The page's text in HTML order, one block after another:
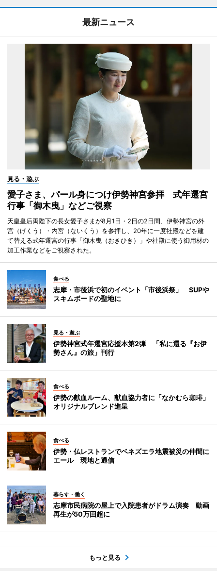
最新ニュース
見る・遊ぶ
愛子さま、パール身につけ伊勢神宮参拝 式年遷宮
行事「御木曳」などご視察
天皇皇后両陛下の長女愛子さまが8月1日・2日の2日間、伊勢神宮の外
宮（げくう）・内宮（ないくう）を参拝し、20年に一度社殿などを建
て替える式年遷宮の行事「御木曳（おきひき）」や社殿に使う御用材の
加工作業などをご視察された。
食べる
志摩・市後浜で初のイベント「市後浜祭」 SUPや
スキムボードの聖地に
見る・遊ぶ
伊勢神宮式年遷宮応援本第2弾 「私に還る『お伊
勢さん』の旅」刊行
食べる
伊勢の献血ルーム、献血協力者に「なかむら珈琲」
オリジナルブレンド進呈
食べる
伊勢・仏レストランでベネズエラ地震被災の仲間に
エール 現地と通信
暮らす・働く
志摩市民病院の屋上で入院患者がドラム演奏 動画
再生が50万回超に
もっと見る